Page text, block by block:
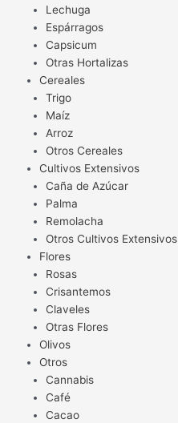
Lechuga
Espárragos
Capsicum
Otras Hortalizas
Cereales
Trigo
Maíz
Arroz
Otros Cereales
Cultivos Extensivos
Caña de Azúcar
Palma
Remolacha
Otros Cultivos Extensivos
Flores
Rosas
Crisantemos
Claveles
Otras Flores
Olivos
Otros
Cannabis
Café
Cacao